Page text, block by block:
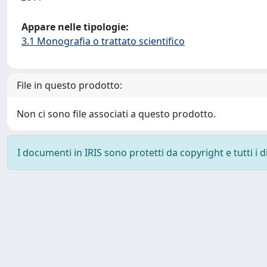
Appare nelle tipologie:
3.1 Monografia o trattato scientifico
File in questo prodotto:
Non ci sono file associati a questo prodotto.
I documenti in IRIS sono protetti da copyright e tutti i